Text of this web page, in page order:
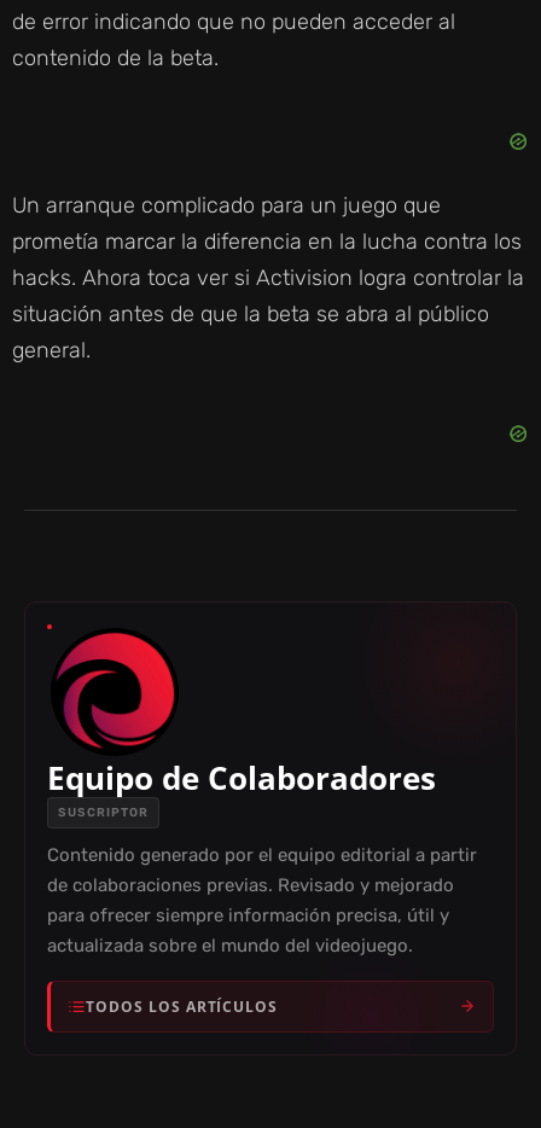
de error indicando que no pueden acceder al
contenido de la beta.
Un arranque complicado para un juego que
prometía marcar la diferencia en la lucha contra los
hacks. Ahora toca ver si Activision logra controlar la
situación antes de que la beta se abra al público
general.
Equipo de Colaboradores
SUSCRIPTOR
Contenido generado por el equipo editorial a partir
de colaboraciones previas. Revisado y mejorado
para ofrecer siempre información precisa, útil y
actualizada sobre el mundo del videojuego.
TODOS LOS ARTÍCULOS